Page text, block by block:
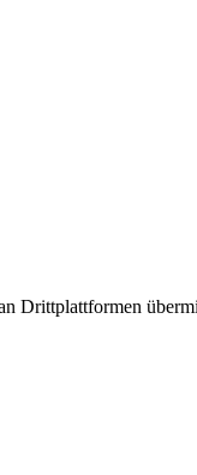
Drittplattformen